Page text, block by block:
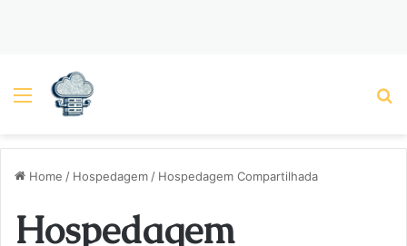
Menu
Home / Hospedagem / Hospedagem Compartilhada
Hospedagem